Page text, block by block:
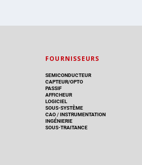
FOURNISSEURS
SEMICONDUCTEUR
CAPTEUR/OPTO
PASSIF
AFFICHEUR
LOGICIEL
SOUS-SYSTÈME
CAO/INSTRUMENTATION
INGÉNIERIE
SOUS-TRAITANCE